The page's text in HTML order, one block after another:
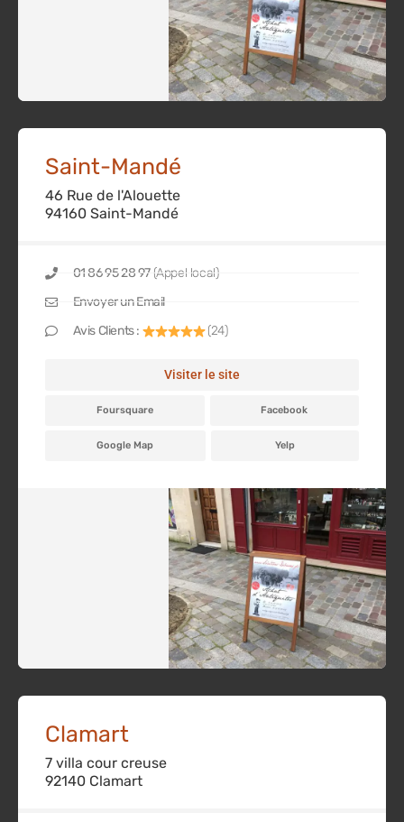
Saint-Mandé
46 Rue de l'Alouette
94160 Saint-Mandé
01 86 95 28 97 (Appel local)
Envoyer un Email
Avis Clients :
(24)
Visiter le site
Foursquare Facebook
Google Map Yelp
Clamart
7 villa cour creuse
92140 Clamart